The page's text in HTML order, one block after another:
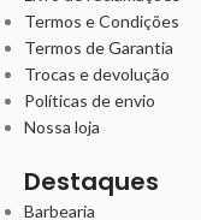
Termos e Condições
Termos de Garantia
Trocas e devolução
Políticas de envio
Nossa loja
Destaques
Barbearia